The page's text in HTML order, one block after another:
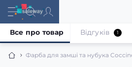
Фарба для замші та нубука
Все про товар Відгуків 1